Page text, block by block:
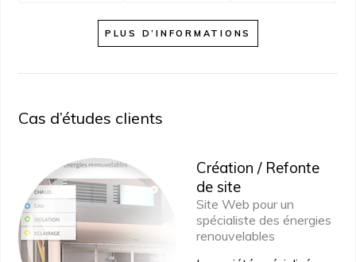
PLUS D’INFORMATIONS
Cas d’études clients
Création / Refonte
de site
Site Web pour un
spécialiste des énergies
renouvelables